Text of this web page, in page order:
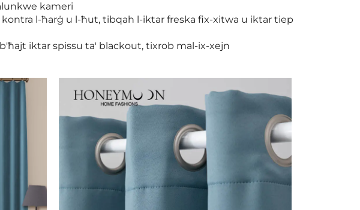
kameri
l-ħarġ u l-ħut, tibqah l-iktar freska fix-xitwa u iktar tiep
iktar spissu ta' blackout, tixrob mal-ix-xejn